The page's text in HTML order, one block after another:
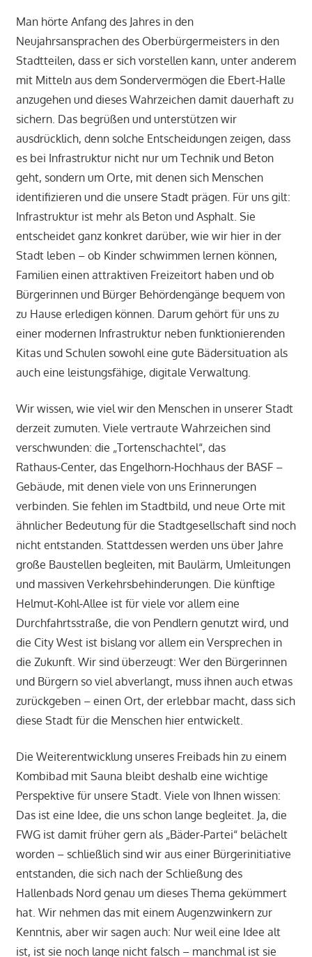
Man hörte Anfang des Jahres in den
Neujahrsansprachen des Oberbürgermeisters in den
Stadtteilen, dass er sich vorstellen kann, unter anderem
mit Mitteln aus dem Sondervermögen die Ebert‑Halle
anzugehen und dieses Wahrzeichen damit dauerhaft zu
sichern. Das begrüßen und unterstützen wir
ausdrücklich, denn solche Entscheidungen zeigen, dass
es bei Infrastruktur nicht nur um Technik und Beton
geht, sondern um Orte, mit denen sich Menschen
identifizieren und die unsere Stadt prägen. Für uns gilt:
Infrastruktur ist mehr als Beton und Asphalt. Sie
entscheidet ganz konkret darüber, wie wir hier in der
Stadt leben – ob Kinder schwimmen lernen können,
Familien einen attraktiven Freizeitort haben und ob
Bürgerinnen und Bürger Behördengänge bequem von
zu Hause erledigen können. Darum gehört für uns zu
einer modernen Infrastruktur neben funktionierenden
Kitas und Schulen sowohl eine gute Bädersituation als
auch eine leistungsfähige, digitale Verwaltung.
Wir wissen, wie viel wir den Menschen in unserer Stadt
derzeit zumuten. Viele vertraute Wahrzeichen sind
verschwunden: die „Tortenschachtel“, das
Rathaus‑Center, das Engelhorn‑Hochhaus der BASF –
Gebäude, mit denen viele von uns Erinnerungen
verbinden. Sie fehlen im Stadtbild, und neue Orte mit
ähnlicher Bedeutung für die Stadtgesellschaft sind noch
nicht entstanden. Stattdessen werden uns über Jahre
große Baustellen begleiten, mit Baulärm, Umleitungen
und massiven Verkehrsbehinderungen. Die künftige
Helmut‑Kohl‑Allee ist für viele vor allem eine
Durchfahrtsstraße, die von Pendlern genutzt wird, und
die City West ist bislang vor allem ein Versprechen in
die Zukunft. Wir sind überzeugt: Wer den Bürgerinnen
und Bürgern so viel abverlangt, muss ihnen auch etwas
zurückgeben – einen Ort, der erlebbar macht, dass sich
diese Stadt für die Menschen hier entwickelt.
Die Weiterentwicklung unseres Freibads hin zu einem
Kombibad mit Sauna bleibt deshalb eine wichtige
Perspektive für unsere Stadt. Viele von Ihnen wissen:
Das ist eine Idee, die uns schon lange begleitet. Ja, die
FWG ist damit früher gern als „Bäder‑Partei“ belächelt
worden – schließlich sind wir aus einer Bürgerinitiative
entstanden, die sich nach der Schließung des
Hallenbads Nord genau um dieses Thema gekümmert
hat. Wir nehmen das mit einem Augenzwinkern zur
Kenntnis, aber wir sagen auch: Nur weil eine Idee alt
ist, ist sie noch lange nicht falsch – manchmal ist sie